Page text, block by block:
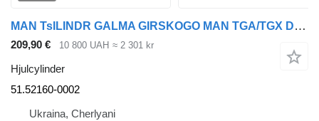
MAN TsILINDR GALMA GIRSKOGO MAN TGA/TGX D20/D26 >2004 51521600002 51.52160-0002 hjulcylinder till MAN TGA, TGX, D20 dragbil
209,90 € 10 800 UAH ≈ 2 301 kr
Hjulcylinder
51.52160-0002
Ukraina, Cherlyani